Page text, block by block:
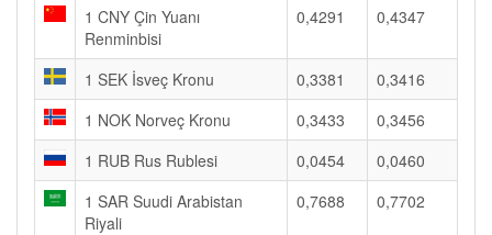
1 CNY Çin Yuanı
Renminbisi
0,4291 0,4347
1 SEK İsveç Kronu 0,3381
0,3416
1 NOK Norveç Kronu
0,3433
0,3456
1 RUB Rus Rublesi
0,0454
0,0460
1 SAR Suudi Arabistan
Riyali
0,7688 0,7702